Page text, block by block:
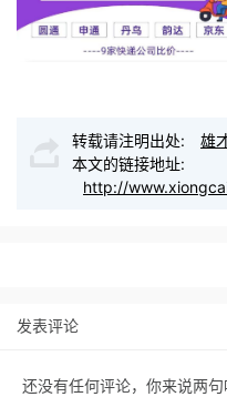
转载请注明出处:
雄
本文的链接地址:
http://
发表评论
还没有任何评论，你来说两句